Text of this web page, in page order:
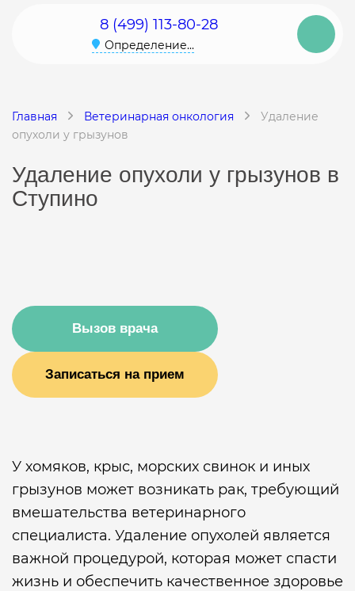
8 (499) 113-80-28
Определение...
Главная Ветеринарная онкология
Удаление
опухоли у грызунов
Удаление опухоли у грызунов в
Ступино
Вызов врача
Записаться на прием
У хомяков, крыс, морских свинок и иных
грызунов может возникать рак, требующий
вмешательства ветеринарного
специалиста. Удаление опухолей является
важной процедурой, которая может спасти
жизнь и обеспечить качественное здоровье